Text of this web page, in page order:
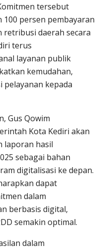
tersebut
persen pembayaran
retribusi daerah secara
terus
layanan publik
kemudahan,
pelayanan kepada
Gus Qowim
Kota Kediri akan
laporan hasil
sebagai bahan
digitalisasi ke depan.
dapat
dalam
berbasis digital,
semakin optimal.
dalam